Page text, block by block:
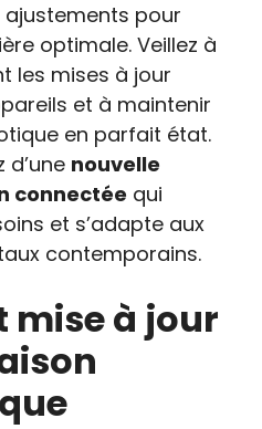
pour
optimale. Veillez à
les mises à jour
et à maintenir
en parfait état.
nouvelle
connectée qui
et s’adapte aux
contemporains.
mise à jour